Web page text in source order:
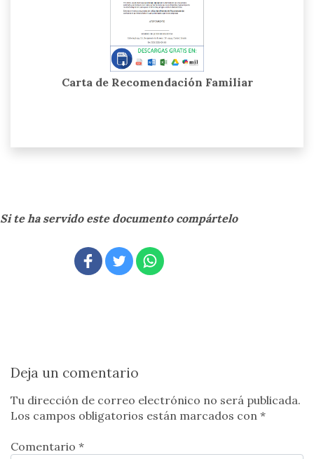
Carta de Recomendación Familiar
Si te ha servido este documento compártelo
Deja un comentario
Tu dirección de correo electrónico no será publicada.
Los campos obligatorios están marcados con *
Comentario *